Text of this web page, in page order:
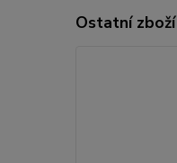
Ostatní zboží